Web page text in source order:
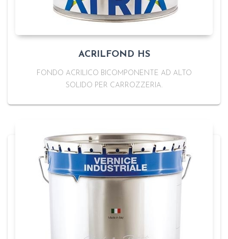
ACRILFOND HS
FONDO ACRILICO BICOMPONENTE AD ALTO
SOLIDO PER CARROZZERIA.